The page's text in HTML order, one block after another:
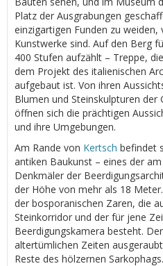
Platz der Ausgrabungen
einzigartigen Funden zu weiden,
Kunstwerke sind. Auf den Berg
400 Stufen aufzählt – Treppe,
dem Projekt des italienischen
aufgebaut ist. Von ihren
Blumen und Steinskulpturen der
öffnen sich die prächtigen
und ihre Umgebungen.
Am Rande von Kertsch befindet
antiken Baukunst – eines der
Denkmäler der
der Höhe von mehr als 18
der bosporanischen Zaren, die
Steinkorridor und der für jene
Beerdigungskamera besteht.
altertümlichen Zeiten
Reste des hölzernen Sarkophags.